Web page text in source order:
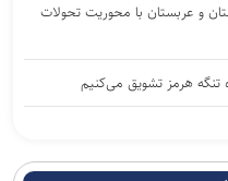
و عربستان با محوریت تحولات
تنگه هرمز تشویق می‌کنیم